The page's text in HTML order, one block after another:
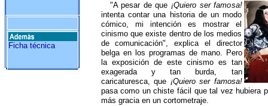
Ficha técnica
"A pesar de que ¡Quiero ser famosa!
intenta contar una historia de un modo
cómico, mi intención es mostrar el
cinismo que existe dentro de los medios
de comunicación", explica el director
belga en los programas de mano. Pero
la exposición de este cinismo es tan
exagerada y tan burda, tan
caricaturesca, que ¡Quiero ser famosa!
pasa como un chiste fácil que tal vez hubiera
más gracia en un cortometraje.